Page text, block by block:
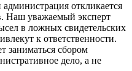
откликается
Наш уважаемый эксперт
в ложных свидетельских
к ответственности.
заниматься сбором
дело, а не